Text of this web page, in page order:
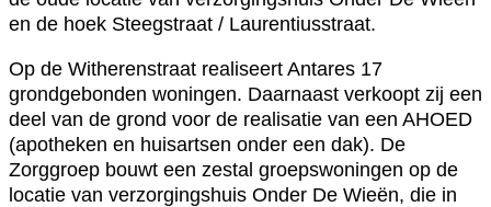
en de hoek Steegstraat / Laurentiusstraat.
Op de Witherenstraat realiseert Antares 17
grondgebonden woningen. Daarnaast verkoopt zij een
deel van de grond voor de realisatie van een AHOED
(apotheken en huisartsen onder een dak). De
Zorggroep bouwt een zestal groepswoningen op de
locatie van verzorgingshuis Onder De Wieën, die in